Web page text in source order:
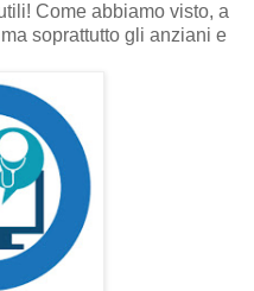
Come abbiamo visto, a
soprattutto gli anziani e